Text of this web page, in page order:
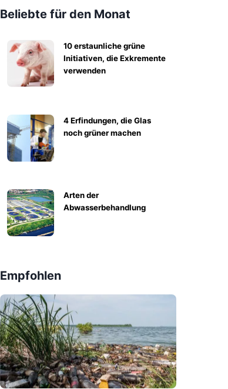
Beliebte für den Monat
10 erstaunliche grüne
Initiativen, die Exkremente
verwenden
4 Erfindungen, die Glas
noch grüner machen
Arten der
Abwasserbehandlung
Empfohlen